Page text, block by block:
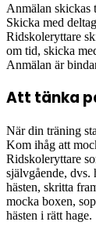
Anmälan skickas
Skicka med
Ridskoleryttare
om tid, skicka
Anmälan är
Att tänka
När din träning
Kom ihåg att
Ridskoleryttare
självgående, dvs.
hästen, skritta
mocka boxen,
hästen i rätt hage.